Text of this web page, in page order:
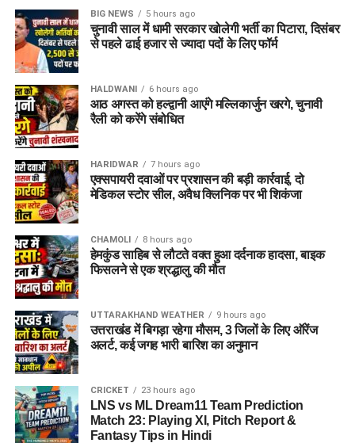
प्रारंभिक जांच के अनुसार आशंका है कि अमित अंधेरे या फिसलन के कारण
नाले में गिर गया और पानी के तेज बहाव या डूबने से उसकी जान चली गई।
हालांकि, मौत के सही कारणों का पता पोस्टमार्टम रिपोर्ट आने के बाद ही चल
BIG NEWS 5 hours ago
चुनावी साल में धामी सरकार खोलेगी भर्ती का पिटारा, दिसंबर
से पहले ढाई हजार से ज्यादा पदों के लिए फॉर्म
HALDWANI 6 hours ago
आठ अगस्त को हल्द्वानी आएंगे मल्लिकार्जुन खरगे, चुनावी
रैली को करेंगे संबोधित
HARIDWAR 7 hours ago
एक्सपायरी दवाओं पर प्रशासन की बड़ी कार्रवाई, दो
मेडिकल स्टोर सील, अवैध क्लिनिक पर भी शिकंजा
CHAMOLI 8 hours ago
हेमकुंड साहिब से लौटते वक्त हुआ दर्दनाक हादसा, बाइक
फिसलने से एक श्रद्धालु की मौत
UTTARAKHAND WEATHER 9 hours ago
उत्तराखंड में बिगड़ा रहेगा मौसम, 3 जिलों के लिए ऑरेंज
अलर्ट, कई जगह भारी बारिश का अनुमान
CRICKET 23 hours ago
LNS vs ML Dream11 Team Prediction
Match 23: Playing XI, Pitch Report &
Fantasy Tips in Hindi